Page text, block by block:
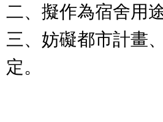
二、擬作為宿舍用途
三、妨礙都市計畫
定。